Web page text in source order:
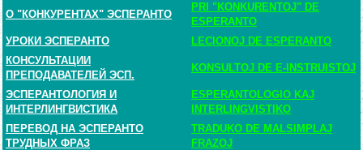
О "КОНКУРЕНТАХ" ЭСПЕРАНТО
PRI "KONKURENTOJ" DE
ESPERANTO
УРОКИ ЭСПЕРАНТО
LECIONOJ DE ESPERANTO
КОНСУЛЬТАЦИИ
ПРЕПОДАВАТЕЛЕЙ ЭСП.
KONSULTOJ DE E-INSTRUISTOJ
ЭСПЕРАНТОЛОГИЯ И
ИНТЕРЛИНГВИСТИКА
ESPERANTOLOGIO KAJ
INTERLINGVISTIKO
ПЕРЕВОД НА ЭСПЕРАНТО
ТРУДНЫХ ФРАЗ
TRADUKO DE MALSIMPLAJ
FRAZOJ